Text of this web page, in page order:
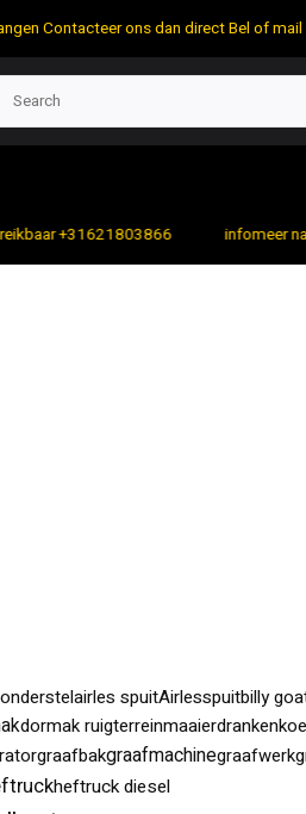
Contacteer ons dan direct Bel of
+31621803866 infomeer
airles spuitAirlesspuitbilly
dormak ruigterreinmaaier
graafbakgraafmachinegraafwerk
heftruck diesel